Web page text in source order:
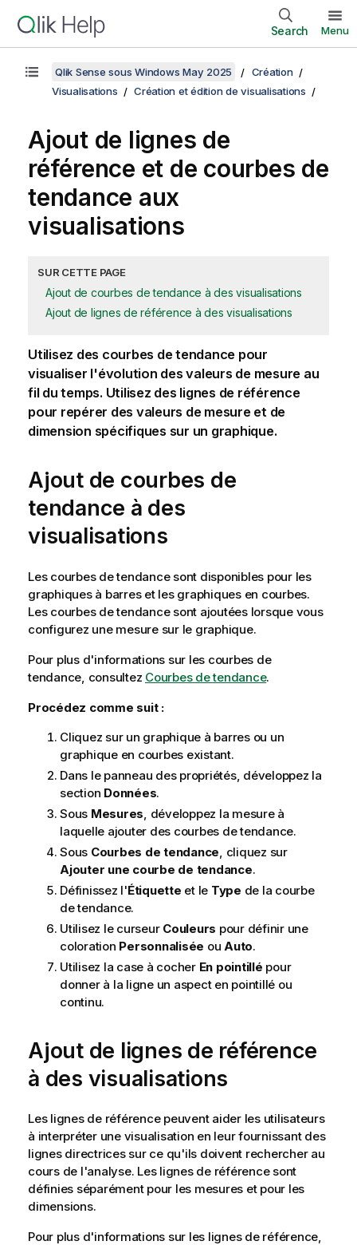
Search Menu
Qlik Sense sous Windows May 2025
Création
Visualisations
Création et édition de visualisations
Ajout de lignes de
référence et de courbes de
tendance aux
visualisations
SUR CETTE PAGE
Ajout de courbes de tendance à des visualisations
Ajout de lignes de référence à des visualisations
Utilisez des courbes de tendance pour
visualiser l'évolution des valeurs de mesure au
fil du temps. Utilisez des lignes de référence
pour repérer des valeurs de mesure et de
dimension spécifiques sur un graphique.
Ajout de courbes de
tendance à des
visualisations
Les courbes de tendance sont disponibles pour les
graphiques à barres et les graphiques en courbes.
Les courbes de tendance sont ajoutées lorsque vous
configurez une mesure sur le graphique.
Pour plus d'informations sur les courbes de
tendance, consultez Courbes de tendance.
Procédez comme suit :
Cliquez sur un graphique à barres ou un
graphique en courbes existant.
Dans le panneau des propriétés, développez la
section Données.
Sous Mesures , développez la mesure à
laquelle ajouter des courbes de tendance.
Sous Courbes de tendance , cliquez sur
Ajouter une courbe de tendance.
Définissez l'Étiquette et le Type de la courbe
de tendance.
Utilisez le curseur Couleurs pour définir une
coloration Personnalisée ou Auto.
Utilisez la case à cocher En pointillé pour
donner à la ligne un aspect en pointillé ou
continu.
Ajout de lignes de référence
à des visualisations
Les lignes de référence peuvent aider les utilisateurs
à interpréter une visualisation en leur fournissant des
lignes directrices sur ce qu'ils doivent rechercher au
cours de l'analyse. Les lignes de référence sont
définies séparément pour les mesures et pour les
dimensions.
Pour plus d'informations sur les lignes de référence,